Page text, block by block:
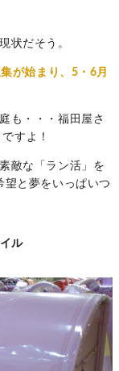
状だそう。
が始まり、5・6月
も・・・福田屋さ
すよ！
敵な「ラン活」を
望と夢をいっぱいつ
ル